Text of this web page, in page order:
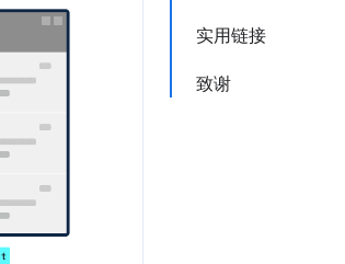
实用链接
致谢